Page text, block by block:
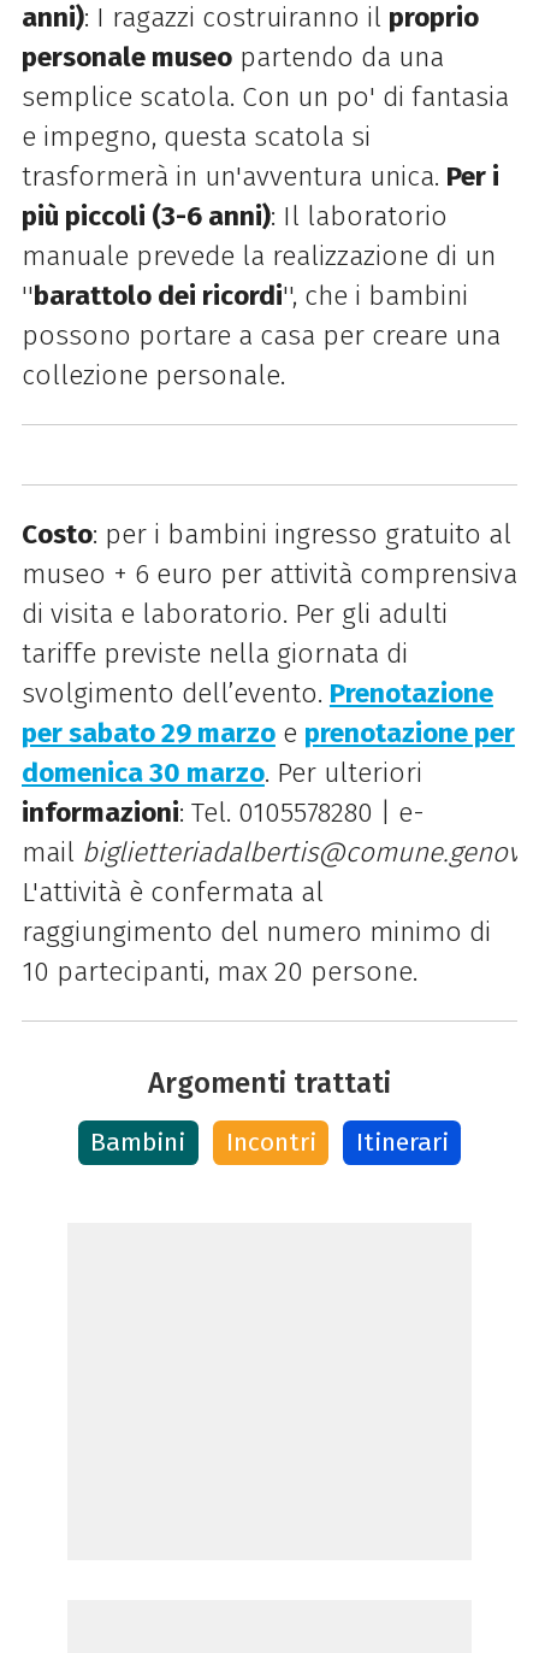
anni): I ragazzi costruiranno il proprio
personale museopartendo da una
semplice scatola. Con un po' di fantasia
e impegno, questa scatola si
trasformerà in un'avventura unica. Per i
più piccoli (3-6 anni): Il laboratorio
manuale prevede la realizzazione di un
''barattolo dei ricordi'', che i bambini
possono portare a casa per creare una
collezione personale.
Costo: per i bambini ingresso gratuito al
museo + 6 euro per attività comprensiva
di visita e laboratorio. Per gli adulti
tariffe previste nella giornata di
svolgimento dell’evento. Prenotazione
per sabato 29 marzoe prenotazione per
domenica 30 marzo. Per ulteriori
informazioni: Tel. 0105578280 | e-
mail
L'attività è confermata al
raggiungimento del numero minimo di
10 partecipanti, max 20 persone.
Argomenti trattati
Bambini Incontri Itinerari